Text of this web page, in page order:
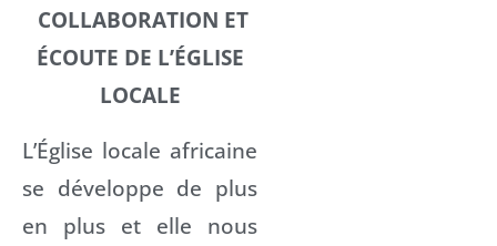
COLLABORATION ET
ÉCOUTE DE L’ÉGLISE
LOCALE
L’Église locale africaine
se développe de plus
en plus et elle nous